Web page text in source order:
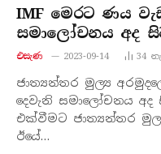
IMF මෙරට ණය
සමාලෝචනය අද
එසැණ 2023-09-14 34
ජාත්‍යන්තර මුල්‍ය
දෙවැනි සමාලෝචනය
එක්වීමට ජාත්‍යන්තර
ඊයේ…